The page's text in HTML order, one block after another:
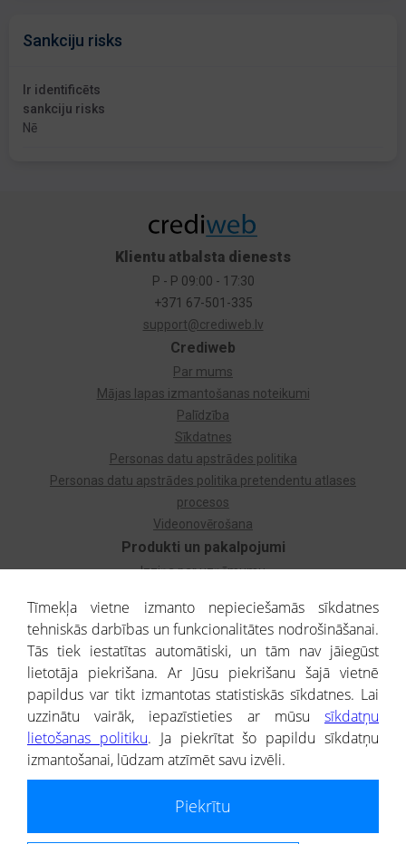
Sankciju risks
Ir identificēts
sankciju risks
Nē
Produkti un pakalpojumi
Izziņa par uzņēmumu
Dzimtas koks
Uzņēmumu atlase
Monitorings
Kredītizziņa par ārvalstu uzņēmumiem
Crediweb
Par mums
Mājas lapas izmantošanas noteikumi
Palīdzība
Sīkdatnes
Personas datu apstrādes politika
Personas datu apstrādes politika pretendentu atlases
procesos
Videonovērošana
Klientu atbalsta dienests
P - P 09:00 - 17:30
+371 67-501-335
support@crediweb.lv
® CREDITREFORM Latvija
SIA
Portāla ietvaros saņemtajai informācijai ir uzziņas raksturs, un tai nav
Tīmekļa vietne izmanto nepieciešamās sīkdatnes
tehniskās darbības un funkcionalitātes nodrošināšanai.
Tās tiek iestatītas automātiski, un tām nav jāiegūst
lietotāja piekrišana. Ar Jūsu piekrišanu šajā vietnē
papildus var tikt izmantotas statistiskās sīkdatnes. Lai
uzzinātu vairāk, iepazīstieties ar mūsu sīkdatņu
lietošanas politiku. Ja piekrītat šo papildu sīkdatņu
izmantošanai, lūdzam atzīmēt savu izvēli.
Piekrītu